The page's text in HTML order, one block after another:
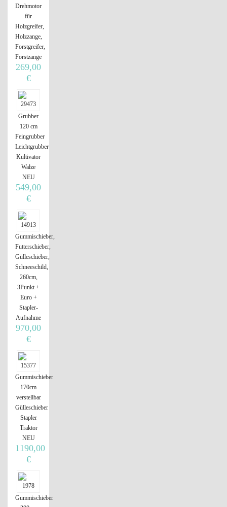
Drehmotor
für
Holzgreifer,
Holzzange,
Forstgreifer,
Forstzange
269,00
€
Grubber
120 cm
Feingrubber
Leichtgrubber
Kultivator
Walze
NEU
549,00
€
Gummischieber,
Futterschieber,
Gülleschieber,
Schneeschild,
260cm,
3Punkt +
Euro +
Stapler-
Aufnahme
970,00
€
Gummischieber
170cm
verstellbar
Gülleschieber
Stapler
Traktor
NEU
1190,00
€
Gummischieber